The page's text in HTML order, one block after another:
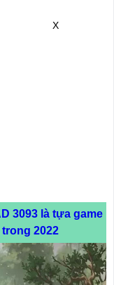
X
3093 là tựa game
2022